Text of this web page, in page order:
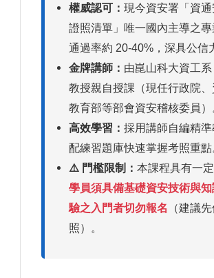
權威認可： 現今資安署「資
證照清單」唯一國內主導之專
通過率約 20-40%，深具公信
金牌講師： 由崑山科大資工系
教授親自授課（現任行政院、
教育部等部會資安稽核委員）
高效學習： 採用講師自編精
配練習題庫快速掌握考照重點
⚠️ 門檻限制： 本課程具有一定
學員須具備基礎資安技術與
驗之入門者切勿報名 （建議
照）。